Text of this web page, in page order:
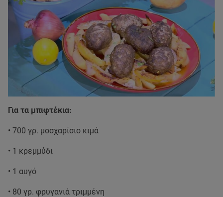
Για τα μπιφτέκια:
• 700 γρ. μοσχαρίσιο κιμά
• 1 κρεμμύδι
• 1 αυγό
• 80 γρ. φρυγανιά τριμμένη